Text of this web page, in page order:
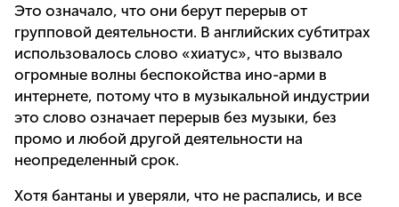
Это означало, что они берут перерыв от
групповой деятельности. В английских субтитрах
использовалось слово «хиатус», что вызвало
огромные волны беспокойства ино-арми в
интернете, потому что в музыкальной индустрии
это слово означает перерыв без музыки, без
промо и любой другой деятельности на
неопределенный срок.
Хотя бантаны и уверяли, что не распались, и все